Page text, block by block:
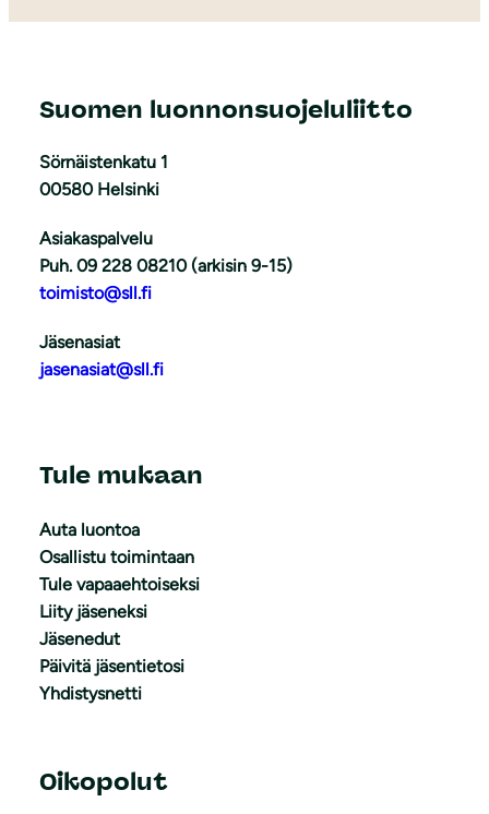
Suomen luonnonsuojeluliitto
Sörnäistenkatu 1
00580 Helsinki
Asiakaspalvelu
Puh. 09 228 08210 (arkisin 9-15)
toimisto@sll.fi
Jäsenasiat
jasenasiat@sll.fi
Tule mukaan
Auta luontoa
Osallistu toimintaan
Tule vapaaehtoiseksi
Liity jäseneksi
Jäsenedut
Päivitä jäsentietosi
Yhdistysnetti
Oikopolut